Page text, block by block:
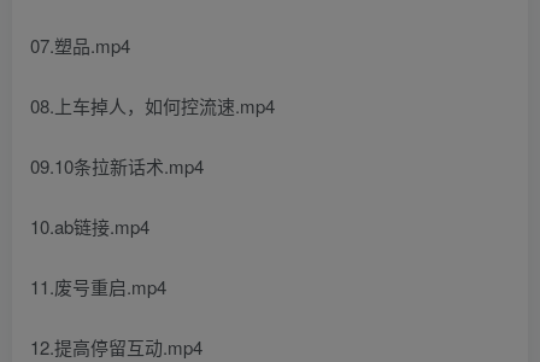
07.塑品.mp4
08.上车掉人，如何控流速.mp4
09.10条拉新话术.mp4
10.ab链接.mp4
11.废号重启.mp4
12.提高停留互动.mp4